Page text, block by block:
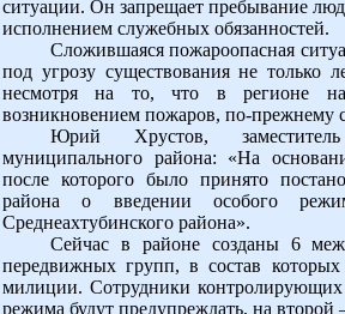
ситуации. Он запрещает пребывание
исполнением служебных обязанностей.
Сложившаяся пожароопасная
под угрозу существования не только
несмотря на то, что в регионе
возникновением пожаров, по-прежнему
Юрий Хрустов, заместитель
муниципального района: «На
после которого было принято
района о введении особого
Среднеахтубинского района».
Сейчас в районе созданы 6
передвижных групп, в состав которых
милиции. Сотрудники контролирующих
режима будут предупреждать, на второй